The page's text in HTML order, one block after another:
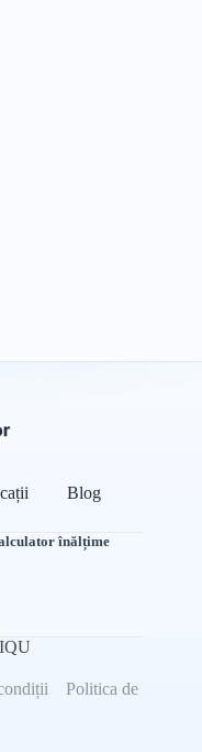
Blog
înălțime
Politica de